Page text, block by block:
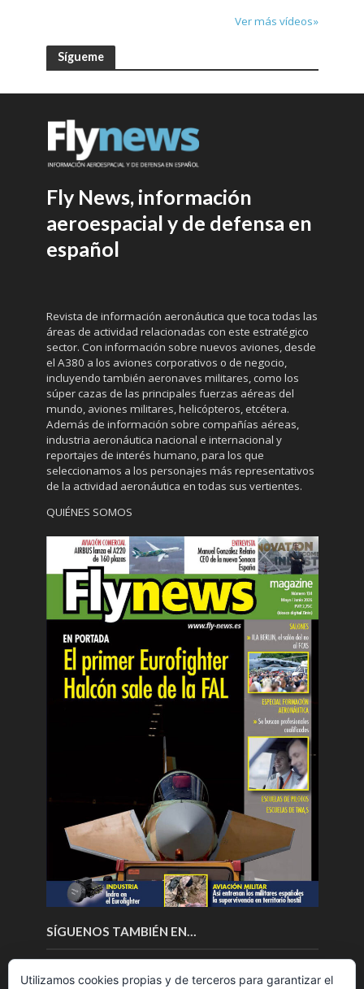
Ver más vídeos»
Sígueme
Fly News, información
aeroespacial y de defensa en
español
Revista de información aeronáutica que toca todas las
áreas de actividad relacionadas con este estratégico
sector. Con información sobre nuevos aviones, desde
el A380 a los aviones corporativos o de negocio,
incluyendo también aeronaves militares, como los
súper cazas de las principales fuerzas aéreas del
mundo, aviones militares, helicópteros, etcétera.
Además de información sobre compañías aéreas,
industria aeronáutica nacional e internacional y
reportajes de interés humano, para los que
seleccionamos a los personajes más representativos
de la actividad aeronáutica en todas sus vertientes.
QUIÉNES SOMOS
SÍGUENOS TAMBIÉN EN…
Utilizamos cookies propias y de terceros para garantizar el